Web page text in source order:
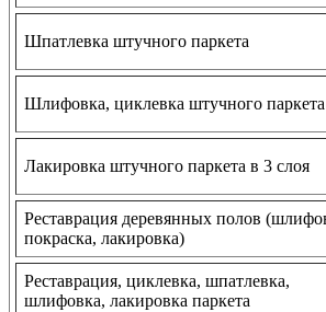
Шпатлевка штучного паркета
Шлифовка, циклевка штучного паркета
Лакировка штучного паркета в 3 слоя
Реставрация деревянных полов
покраска, лакировка)
Реставрация, циклевка, шпатлевка,
шлифовка, лакировка паркета